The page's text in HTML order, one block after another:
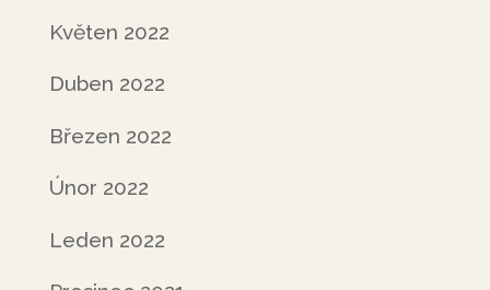
Květen 2022
Duben 2022
Březen 2022
Únor 2022
Leden 2022